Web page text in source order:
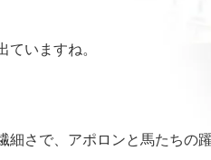
ていますね。
細さで、アポロンと馬たちの